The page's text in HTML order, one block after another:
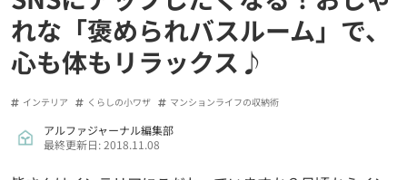
れな「褒められバスルーム」で、
心も体もリラックス♪
インテリア くらしの小ワザ マンションライフの収納術
アルファジャーナル編集部
最終更新日: 2018.11.08